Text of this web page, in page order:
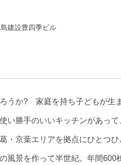
建設豊四季ビル
うか? 家庭を持ち子どもが生
い勝手のいいキッチンがあっ
・京葉エリアを拠点にひとつ
風景を作って半世紀。年間